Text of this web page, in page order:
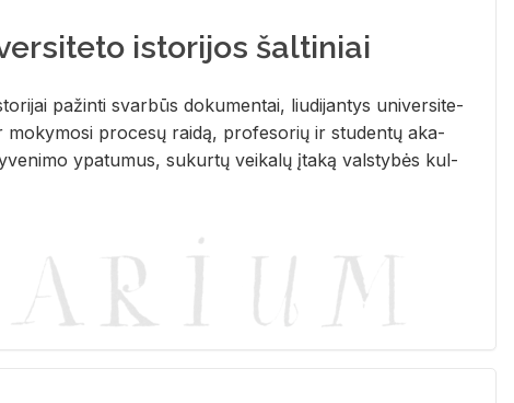
istorijos šaltiniai
pa­žin­ti svar­būs do­ku­men­tai, liu­di­jan­tys uni­ver­si­te­
mo­ky­mo­si pro­ce­sų rai­dą, pro­fe­so­rių ir stu­den­tų aka­
ypa­tu­mus, su­kur­tų vei­ka­lų įta­ką vals­ty­bės kul­